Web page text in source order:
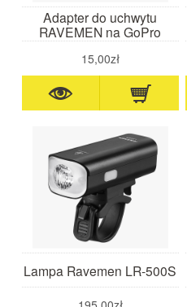
Adapter do uchwytu
RAVEMEN na GoPro
15,00zł
Lampa Ravemen LR-500S